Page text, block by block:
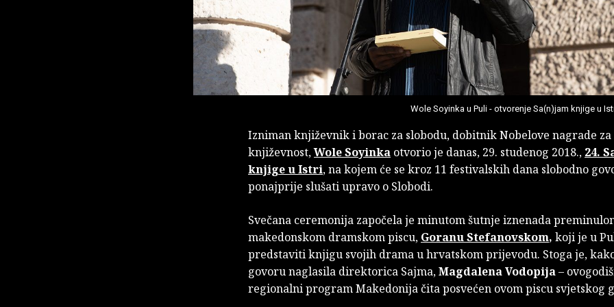
Wole Soyinka u Puli - otvorenje Sa(n)jam knjige u
Izniman književnik i borac za slobodu, dobitnik Nobelove nagrade za
književnost,Wole Soyinka otvorio je danas, 29. studenog 2018., 24.
knjige u Istri, na kojem će se kroz 11 festivalskih dana slobodno
ponajprije slušati upravo o Slobodi.
Svečana ceremonija započela je minutom šutnje iznenada
makedonskom dramskom piscu, Goranu Stefanovskom, koji je u
predstaviti knjigu svojih drama u hrvatskom prijevodu. Stoga je,
govoru naglasila direktorica Sajma,Magdalena Vodopija–
regionalni program Makedonija čita posvećen ovom piscu svjetskog